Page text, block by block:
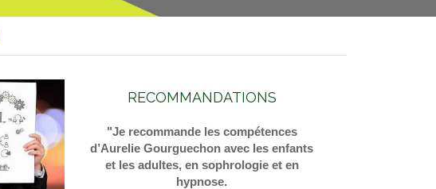
RECOMMANDATIONS
"Je recommande les compétences
d’Aurelie Gourguechon avec les enfants
et les adultes, en sophrologie et en
hypnose.